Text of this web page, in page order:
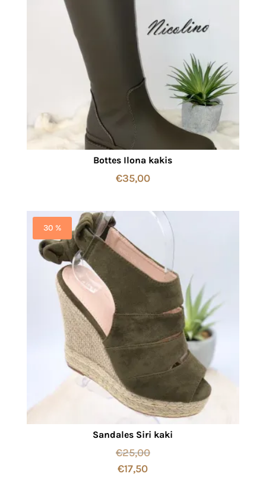
Bottes Ilona kakis
€35,00
30 %
Sandales Siri kaki
€25,00
€17,50